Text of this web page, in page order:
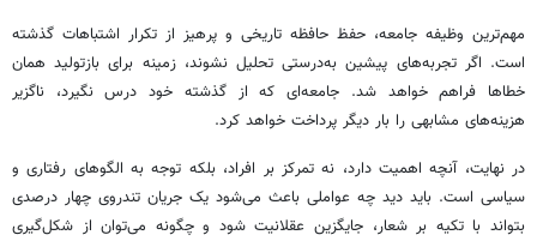
مهم‌ترین وظیفه جامعه، حفظ حافظه تاریخی و پرهیز از تکرار اشتباهات گذشته
است. اگر تجربه‌های پیشین به‌درستی تحلیل نشوند، زمینه برای بازتولید همان
خطاها فراهم خواهد شد. جامعه‌ای که از گذشته خود درس نگیرد، ناگزیر
هزینه‌های مشابهی را بار دیگر پرداخت خواهد کرد.
در نهایت، آنچه اهمیت دارد، نه تمرکز بر افراد، بلکه توجه به الگوهای رفتاری و
سیاسی است. باید دید چه عواملی باعث می‌شود یک جریان تندروی چهار درصدی
بتواند با تکیه بر شعار، جایگزین عقلانیت شود و چگونه می‌توان از شکل‌گیری